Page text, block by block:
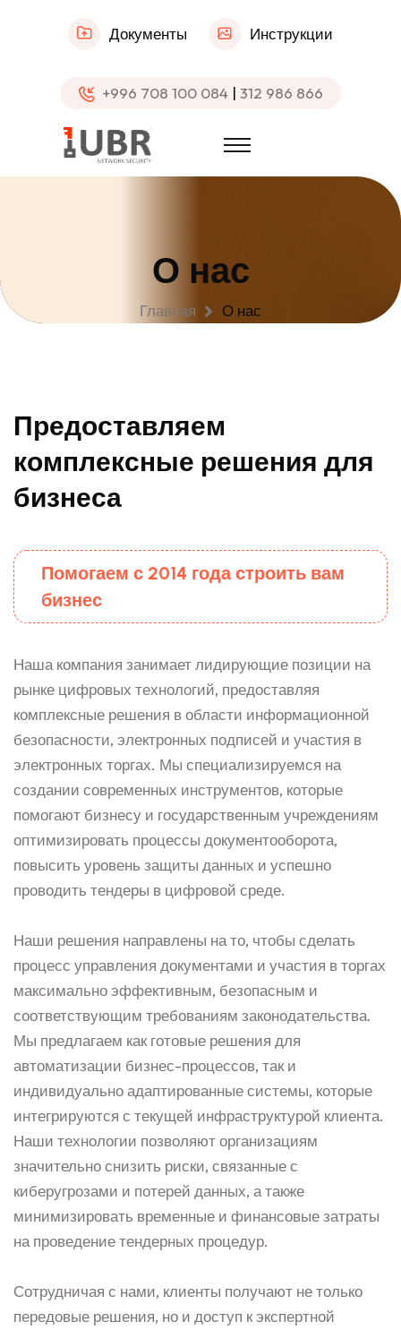
Документы Инструкции
+996 708 100 084 | 312 986 866
О нас
Главная О нас
Предоставляем
комплексные решения для
бизнеса
Помогаем с 2014 года строить вам
бизнес
Наша компания занимает лидирующие позиции на
рынке цифровых технологий, предоставляя
комплексные решения в области информационной
безопасности, электронных подписей и участия в
электронных торгах. Мы специализируемся на
создании современных инструментов, которые
помогают бизнесу и государственным учреждениям
оптимизировать процессы документооборота,
повысить уровень защиты данных и успешно
проводить тендеры в цифровой среде.
Наши решения направлены на то, чтобы сделать
процесс управления документами и участия в торгах
максимально эффективным, безопасным и
соответствующим требованиям законодательства.
Мы предлагаем как готовые решения для
автоматизации бизнес-процессов, так и
индивидуально адаптированные системы, которые
интегрируются с текущей инфраструктурой клиента.
Наши технологии позволяют организациям
значительно снизить риски, связанные с
киберугрозами и потерей данных, а также
минимизировать временные и финансовые затраты
на проведение тендерных процедур.
Сотрудничая с нами, клиенты получают не только
передовые решения, но и доступ к экспертной